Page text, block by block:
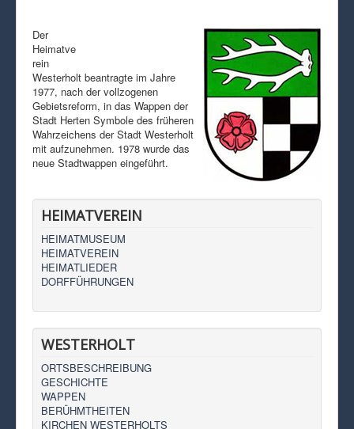
Der
Heimatve
rein
Westerholt beantragte im Jahre
1977, nach der vollzogenen
Gebietsreform, in das Wappen der
Stadt Herten Symbole des früheren
Wahrzeichens der Stadt Westerholt
mit aufzunehmen. 1978 wurde das
neue Stadtwappen eingeführt.
HEIMATVEREIN
HEIMATMUSEUM
HEIMATVEREIN
HEIMATLIEDER
DORFFÜHRUNGEN
WESTERHOLT
ORTSBESCHREIBUNG
GESCHICHTE
WAPPEN
BERÜHMTHEITEN
KIRCHEN WESTERHOLTS